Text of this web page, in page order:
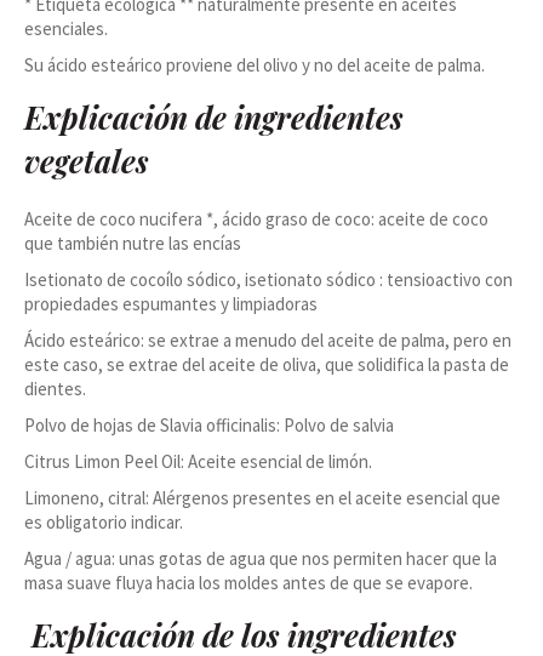
esenciales.
Su ácido esteárico proviene del olivo y no del aceite de palma.
Explicación de ingredientes
vegetales
Aceite de coco nucifera *, ácido graso de coco: aceite de coco
que también nutre las encías
Isetionato de cocoílo sódico, isetionato sódico : tensioactivo con
propiedades espumantes y limpiadoras
Ácido esteárico: se extrae a menudo del aceite de palma, pero en
este caso, se extrae del aceite de oliva, que solidifica la pasta de
dientes.
Polvo de hojas de Slavia officinalis: Polvo de salvia
Citrus Limon Peel Oil: Aceite esencial de limón.
Limoneno, citral: Alérgenos presentes en el aceite esencial que
es obligatorio indicar.
Agua / agua: unas gotas de agua que nos permiten hacer que la
masa suave fluya hacia los moldes antes de que se evapore.
Explicación de los ingredientes